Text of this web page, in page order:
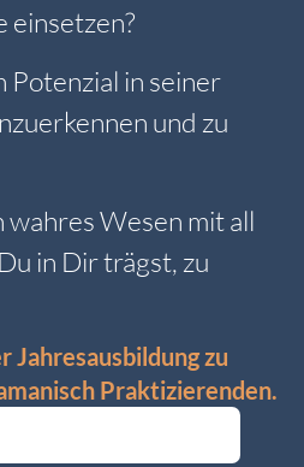
einsetzen?
Potenzial in seiner
und zu
Wesen mit all
in Dir trägst, zu
Jahresausbildung zu
Praktizierenden.